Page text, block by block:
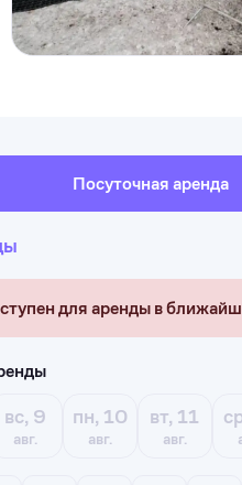
Посуточная аренда
для аренды в
вс, 9
авг.
пн, 10
авг.
вт, 11
авг.